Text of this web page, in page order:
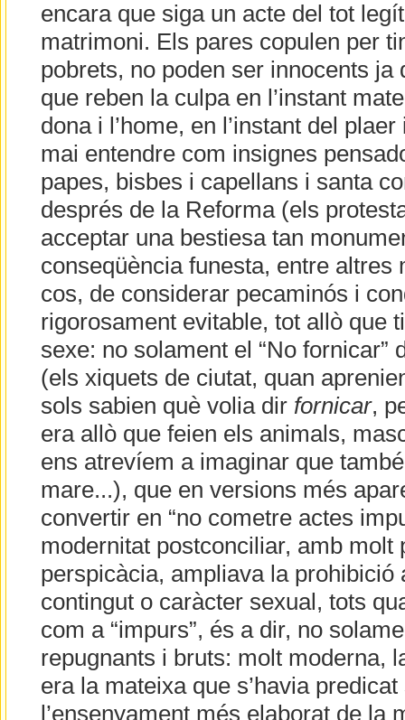
encara que siga un acte del tot
matrimoni. Els pares copulen per
pobrets, no poden ser innocents ja
que reben la culpa en l’instant
dona i l’home, en l’instant del
mai entendre com insignes
papes, bisbes i capellans i santa
després de la Reforma (els
acceptar una bestiesa tan
conseqüència funesta, entre altres
cos, de considerar pecaminós i
rigorosament evitable, tot allò que
sexe: no solament el “No fornicar”
(els xiquets de ciutat, quan
sols sabien què volia dir fornicar,
era allò que feien els animals,
ens atrevíem a imaginar que
mare...), que en versions més
convertir en “no cometre actes
modernitat postconciliar, amb molt
perspicàcia, ampliava la prohibició
contingut o caràcter sexual, tots
com a “impurs”, és a dir, no
repugnants i bruts: molt moderna,
era la mateixa que s’havia
l’ensenyament més elaborat de la